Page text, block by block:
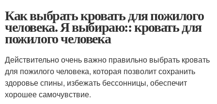
Как выбрать кровать для пожилого
человека. Я выбираю:: кровать для
пожилого человека
Действительно очень важно правильно выбрать кровать
для пожилого человека, которая позволит сохранить
здоровье спины, избежать бессонницы, обеспечит
хорошее самочувствие.